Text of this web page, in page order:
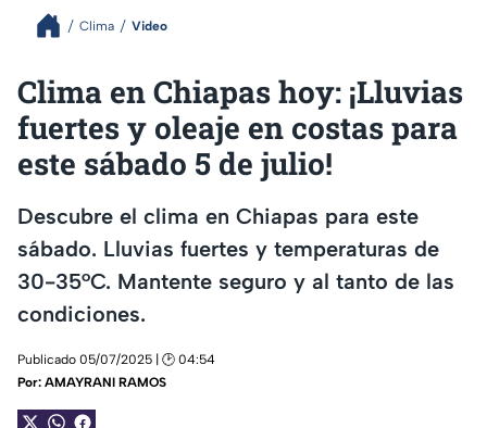
Clima Video
Clima en Chiapas hoy: ¡Lluvias
fuertes y oleaje en costas para
este sábado 5 de julio!
Descubre el clima en Chiapas para este
sábado. Lluvias fuertes y temperaturas de
30-35°C. Mantente seguro y al tanto de las
condiciones.
Publicado 05/07/2025 | 🕑 04:54
Por: AMAYRANI RAMOS